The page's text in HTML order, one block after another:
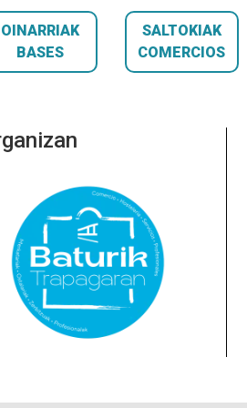
OINARRIAK
BASES
SALTOKIAK
COMERCIOS